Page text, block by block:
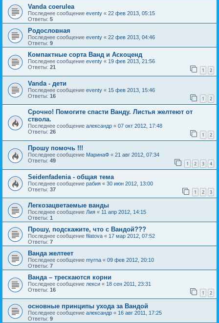
Vanda coerulea
Последнее сообщение eventy « 22 фев 2013, 05:15
Ответы: 5
Родословная
Последнее сообщение eventy « 22 фев 2013, 04:46
Ответы: 9
Компактные сорта Ванд и Аскоценд
Последнее сообщение eventy « 19 фев 2013, 21:56
Ответы: 21 1 2
Vanda - дети
Последнее сообщение eventy « 15 фев 2013, 15:46
Ответы: 16 1 2
Срочно! Помогите спасти Ванду. Листья желтеют от
ствола.
Последнее сообщение александр « 07 окт 2012, 17:48
Ответы: 26 1 2
Прошу помочь !!!
Последнее сообщение МаринаФ « 21 авг 2012, 07:34
Ответы: 49 1 2 3 4
Seidenfadenia - общая тема
Последнее сообщение рабия « 30 июн 2012, 13:00
Ответы: 37 1 2 3
Легкозацветаемые ванды
Последнее сообщение Лия « 11 апр 2012, 14:15
Ответы: 1
Прошу, подскажите, что с Вандой???
Последнее сообщение filatova « 17 мар 2012, 07:52
Ответы: 7
Ванда желтеет
Последнее сообщение myrna « 09 фев 2012, 20:10
Ответы: 7
Ванда – трескаются корни
Последнее сообщение лекси « 18 сен 2011, 23:31
Ответы: 16 1 2
основные принципы ухода за Вандой
Последнее сообщение александр « 16 авг 2011, 17:25
Ответы: 9